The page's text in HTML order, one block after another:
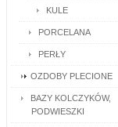
KULE
PORCELANA
PERŁY
OZDOBY PLECIONE
BAZY KOLCZYKÓW,
PODWIESZKI